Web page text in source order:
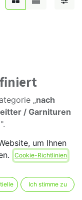
„nach
/ Garnituren
".
um Ihnen
Cookie-Richtlinien
Ich stimme zu